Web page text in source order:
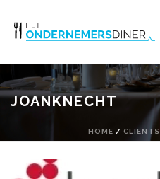
JOANKNECHT
HOME / CLIENTS